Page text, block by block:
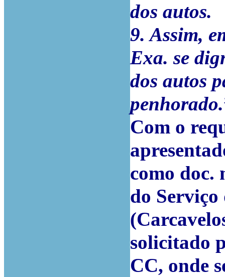
dos autos.
9. Assim,
Exa. se
dos autos
penhorado.
Com o
como doc.
do Serviço
solicitado
CC, onde